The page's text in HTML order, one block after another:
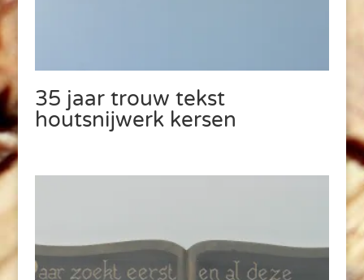
35 jaar trouw tekst
houtsnijwerk kersen